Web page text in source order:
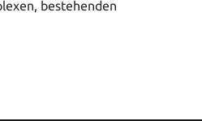
bestehenden